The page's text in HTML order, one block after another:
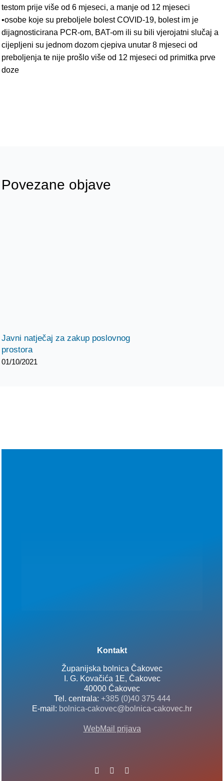
testom prije više od 6 mjeseci, a manje od 12 mjeseci
•osobe koje su preboljele bolest COVID-19, bolest im je
dijagnosticirana PCR-om, BAT-om ili su bili vjerojatni slučaj a
cijepljeni su jednom dozom cjepiva unutar 8 mjeseci od
preboljenja te nije prošlo više od 12 mjeseci od primitka prve
doze
Povezane objave
Javni natječaj za zakup poslovnog
prostora
01/10/2021
Kontakt
Županijska bolnica Čakovec
I. G. Kovačića 1E, Čakovec
40000 Čakovec
Tel. centrala: +385 (0)40 375 444
E-mail: bolnica-cakovec@bolnica-cakovec.hr
WebMail prijava